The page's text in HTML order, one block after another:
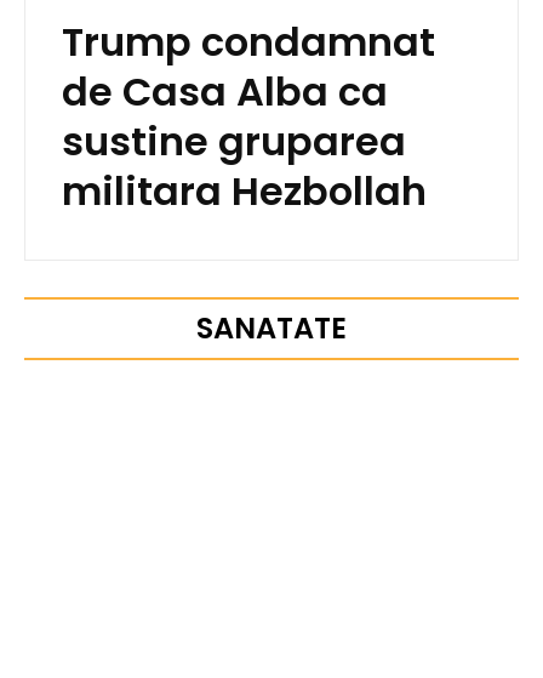
Trump condamnat
de Casa Alba ca
sustine gruparea
militara Hezbollah
SANATATE